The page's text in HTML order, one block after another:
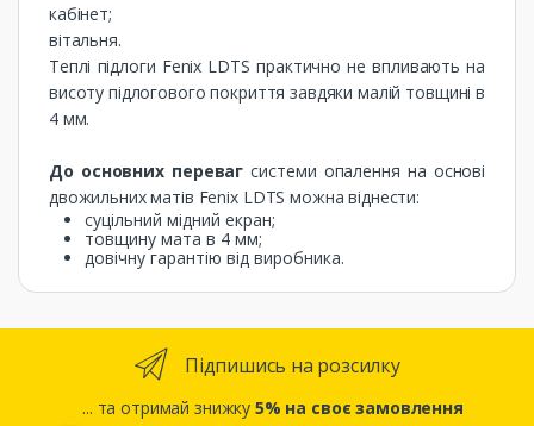
кабінет;
вітальня.
Теплі підлоги Fenix ​​LDTS практично не впливають на
висоту підлогового покриття завдяки малій товщині в
4 мм.
До основних переваг системи опалення на основі
двожильних матів Fenix ​​LDTS можна віднести:
суцільний мідний екран;
товщину мата в 4 мм;
довічну гарантію від виробника.
Підпишись на розсилку
... та отримай знижку 5% на своє замовлення